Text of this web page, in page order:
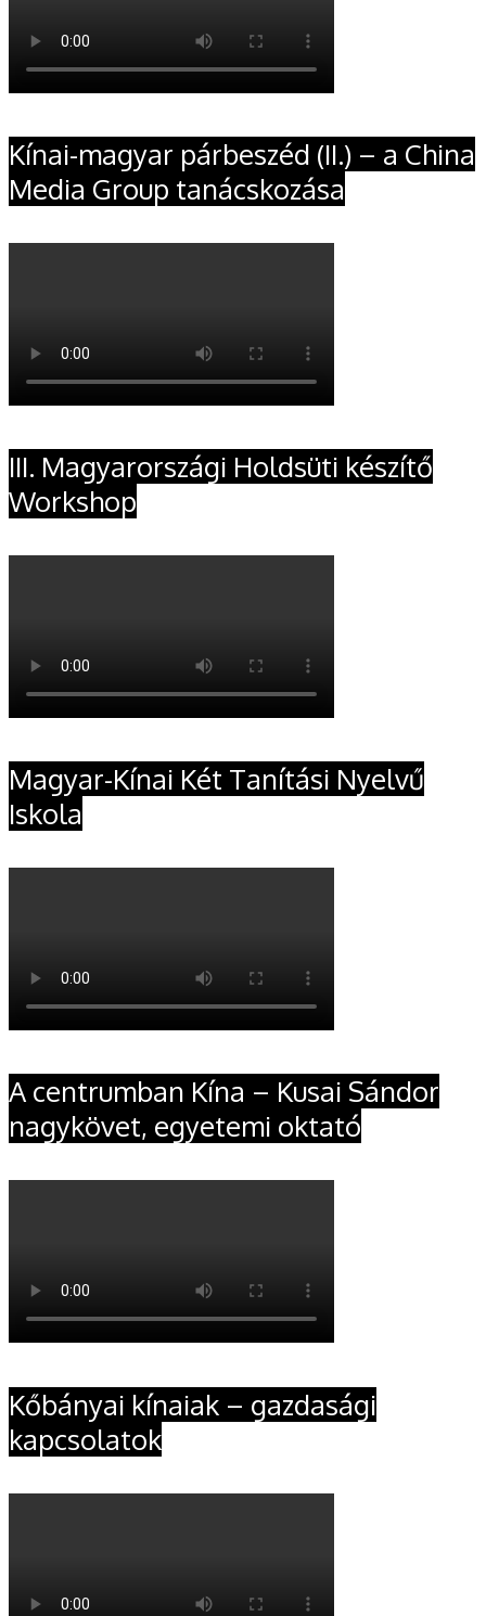
Kínai-magyar párbeszéd (II.) – a China
Media Group tanácskozása
III. Magyarországi Holdsüti készítő
Workshop
Magyar-Kínai Két Tanítási Nyelvű
Iskola
A centrumban Kína – Kusai Sándor
nagykövet, egyetemi oktató
Kőbányai kínaiak – gazdasági
kapcsolatok